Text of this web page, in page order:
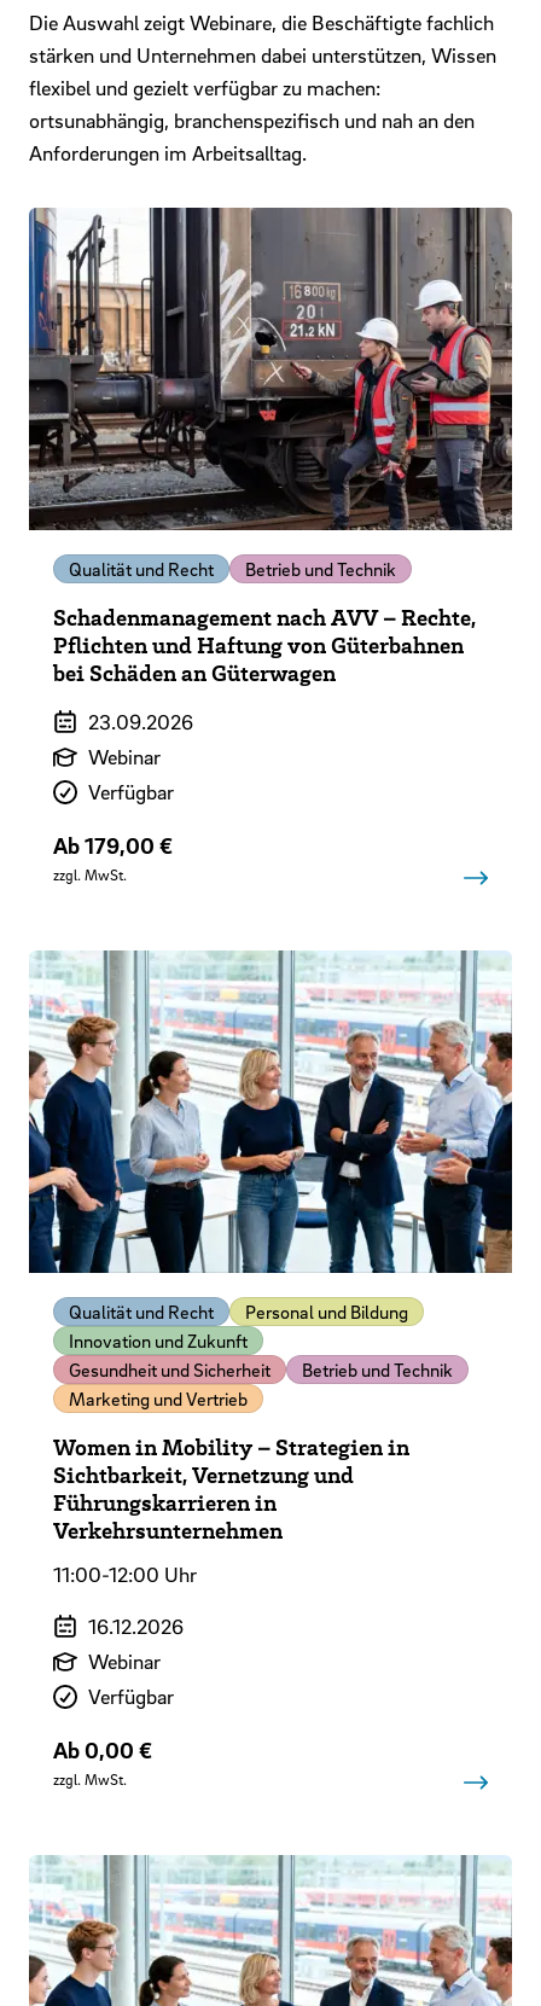
Die Auswahl zeigt Webinare, die Beschäftigte fachlich
stärken und Unternehmen dabei unterstützen, Wissen
flexibel und gezielt verfügbar zu machen:
ortsunabhängig, branchenspezifisch und nah an den
Anforderungen im Arbeitsalltag.
Qualität und Recht Betrieb und Technik
Schadenmanagement nach AVV – Rechte,
Pflichten und Haftung von Güterbahnen
bei Schäden an Güterwagen
Veranstaltungszeitraum
23.09.2026
Art der Veranstaltung
Webinar
Verfügbarkeit
Verfügbar
Preis
Ab 179,00 €
zzgl. MwSt.
Qualität und Recht
Personal und Bildung
Innovation und Zukunft
Gesundheit und Sicherheit
Betrieb und Technik
Marketing und Vertrieb
Women in Mobility – Strategien in
Sichtbarkeit, Vernetzung und
Führungskarrieren in
Verkehrsunternehmen
11:00-12:00 Uhr
Veranstaltungszeitraum
16.12.2026
Art der Veranstaltung
Webinar
Verfügbarkeit
Verfügbar
Preis
Ab 0,00 €
zzgl. MwSt.